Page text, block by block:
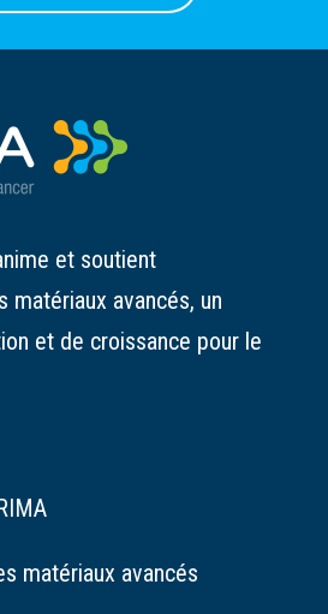
et soutient
matériaux avancés, un
et de croissance pour le
matériaux avancés